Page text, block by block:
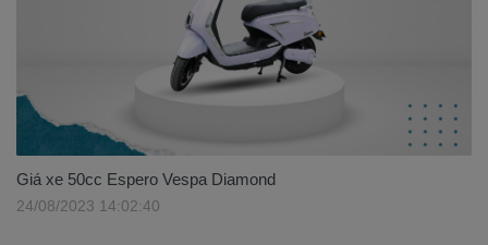
Giá xe 50cc Espero Vespa Diamond
24/08/2023 14:02:40